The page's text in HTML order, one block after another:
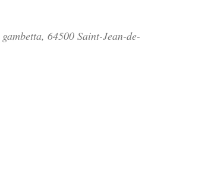
gambetta, 64500 Saint-Jean-de-